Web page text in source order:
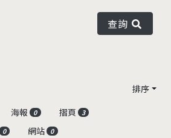
查詢
排序
海報 0 摺頁 3
0 網站 0